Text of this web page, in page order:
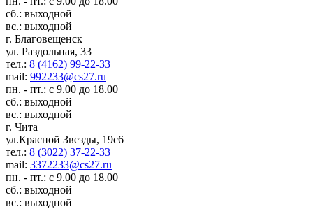
сб.: выходной
вс.: выходной
г. Благовещенск
ул. Раздольная, 33
тел.: 8 (4162) 99-22-33
mail: 992233@cs27.ru
пн. - пт.: с 9.00 до 18.00
сб.: выходной
вс.: выходной
г. Чита
ул.Красной Звезды, 19с6
тел.: 8 (3022) 37-22-33
mail: 3372233@cs27.ru
пн. - пт.: с 9.00 до 18.00
сб.: выходной
вс.: выходной